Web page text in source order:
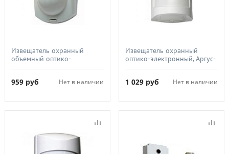
Извещатель охранный
объемный оптико-
959 руб Нет в наличии
Извещатель охранный
оптико-электронный, Аргус-
1 029 руб Нет в наличии